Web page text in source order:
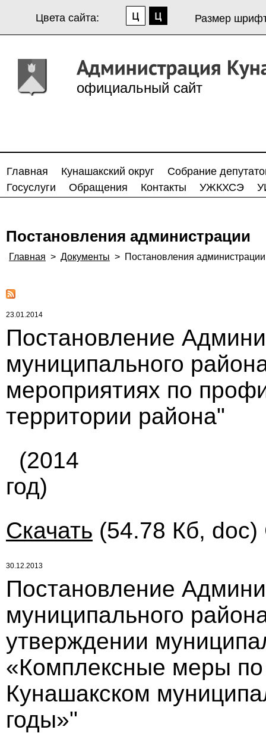
Цвета сайта: Размер
официальный сайт
Главная Кунашакский округ
Собрание
Госуслуги
Обращения Контакты УЖКХСЭ
Постановления администрации
Главная > Документы > Постановления администрации
23.01.2014
Постановление
муниципального
мероприятиях по
территории района"
(2014
год)
Скачать (54.78 Кб, doc)
30.12.2013
Постановление
муниципального
утверждении
«Комплексные меры
Кунашакском
годы»"